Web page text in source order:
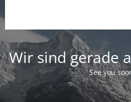
Wir sind gerade
See you